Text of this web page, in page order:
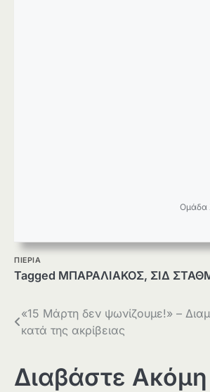
Ομάδα
ΠΙΕΡΙΑ
Tagged ΜΠΑΡΑΛΙΑΚΟΣ, ΣΙΔ
Πλοήγηση
άρθρων
«15 Μάρτη δεν ψωνίζουμε!» –
κατά της ακρίβειας
Διαβάστε Ακόμη